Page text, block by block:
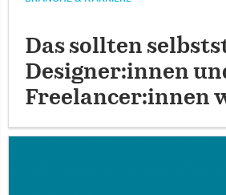
Das sollten
Designer:innen
Freelancer:innen